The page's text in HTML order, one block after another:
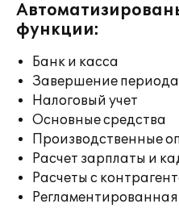
функции:
Банк и касса
Завершение периода
Налоговый учет
Основные средства
Производственные
Расчет зарплаты и
Расчеты с
Регламентированная